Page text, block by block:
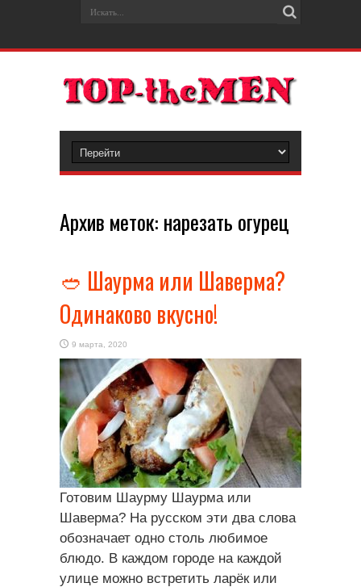
Архив меток: нарезать огурец
🥙 Шаурма или Шаверма?
Одинаково вкусно!
9 марта, 2020
Готовим Шаурму Шаурма или
Шаверма? На русском эти два слова
обозначает одно столь любимое
блюдо. В каждом городе на каждой
улице можно встретить ларёк или